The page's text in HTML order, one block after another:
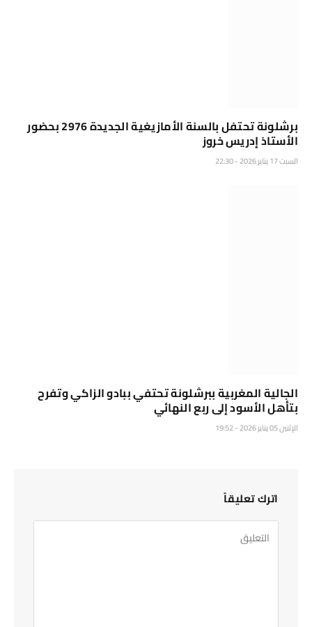
برشلونة تحتفل بالسنة الأمازيغية الجديدة 2976 بحضور
الأستاذ إدريس خروز
السبت 17 يناير 2026 - 22:30
الجالية المغربية ببرشلونة تحتفي ببادو الزاكي وتفرح
بتأهل الأسود إلى ربع النهائي
الإثنين 05 يناير 2026 - 19:52
اترك تعليقاً